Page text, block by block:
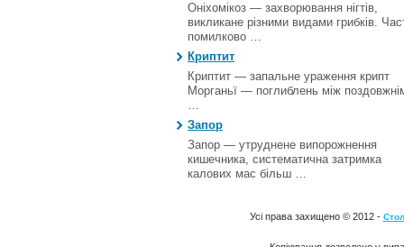
Оніхомікоз — захворювання нігтів,
викликане різними видами грибків.
помилково …
Криптит
Криптит — запальне ураження крипт
Морганьї — поглиблень між
…
Запор
Запор — утруднене випорожнення
кишечника, систематична затримка
калових мас більш …
Усі права захищено © 2012 -